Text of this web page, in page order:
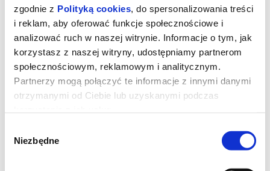
zgodnie z Polityką cookies, do spersonalizowania treści
i reklam, aby oferować funkcje społecznościowe i
analizować ruch w naszej witrynie. Informacje o tym, jak
korzystasz z naszej witryny, udostępniamy partnerom
społecznościowym, reklamowym i analitycznym.
Partnerzy mogą połączyć te informacje z innymi danymi
otrzymanymi od Ciebie lub uzyskanymi podczas
zgody
Niezbędne